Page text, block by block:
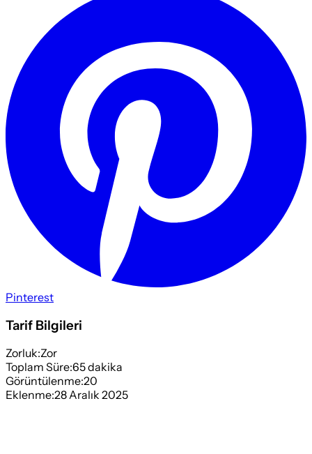
Pinterest
Tarif Bilgileri
Zorluk:Zor
Toplam Süre:65dakika
Görüntülenme:20
Eklenme:28 Aralık 2025